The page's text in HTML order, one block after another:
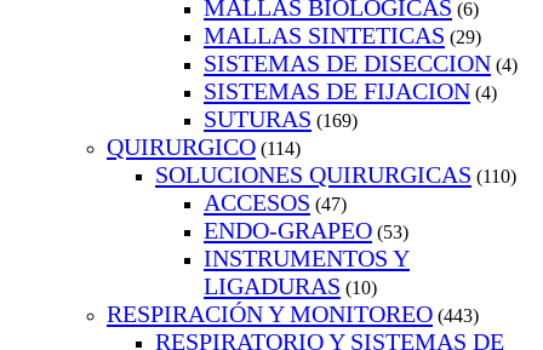
MALLAS BIOLOGICAS (6)
MALLAS SINTETICAS (29)
SISTEMAS DE DISECCION (4)
SISTEMAS DE FIJACION (4)
SUTURAS (169)
QUIRURGICO (114)
SOLUCIONES QUIRURGICAS (110)
ACCESOS (47)
ENDO-GRAPEO (53)
INSTRUMENTOS Y
LIGADURAS (10)
RESPIRACIÓN Y MONITOREO (443)
RESPIRATORIO Y SISTEMAS DE